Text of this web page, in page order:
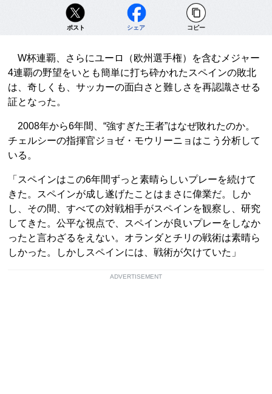
ポスト シェア コピー
W杯連覇、さらにユーロ（欧州選手権）を含むメジャー
4連覇の野望をいとも簡単に打ち砕かれたスペインの敗北
は、奇しくも、サッカーの面白さと難しさを再認識させる
証となった。
2008年から6年間、“強すぎた王者”はなぜ敗れたのか。
チェルシーの指揮官ジョゼ・モウリーニョはこう分析して
いる。
「スペインはこの6年間ずっと素晴らしいプレーを続けて
きた。スペインが成し遂げたことはまさに偉業だ。しか
し、その間、すべての対戦相手がスペインを観察し、研究
してきた。公平な視点で、スペインが良いプレーをしなか
ったと言わざるをえない。オランダとチリの戦術は素晴ら
しかった。しかしスペインには、戦術が欠けていた」
ADVERTISEMENT